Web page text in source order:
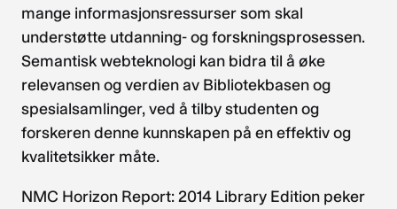
mange informasjonsressurser som skal
understøtte utdanning- og forskningsprosessen.
Semantisk webteknologi kan bidra til å øke
relevansen og verdien av Bibliotekbasen og
spesialsamlinger, ved å tilby studenten og
forskeren denne kunnskapen på en effektiv og
kvalitetsikker måte.
NMC Horizon Report: 2014 Library Edition peker